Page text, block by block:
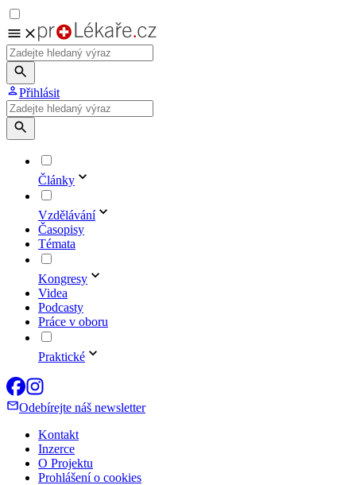
Přihlásit
Články
Vzdělávání
Časopisy
Témata
Kongresy
Videa
Podcasty
Práce v oboru
Praktické
Odebírejte náš newsletter
Kontakt
Inzerce
O Projektu
Prohlášení o cookies